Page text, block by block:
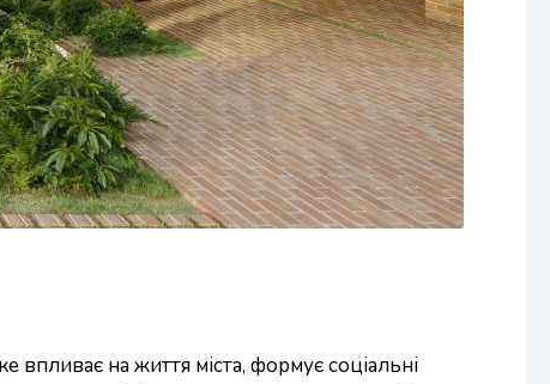
впливає на життя міста, формує соціальні